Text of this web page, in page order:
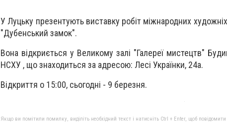
У Луцьку презентують виставку робіт міжнародних
"Дубенський замок".
Вона відкриється у Великому залі "Галереї мистецтв"
НСХУ , що знаходиться за адресою: Лесі Українки, 24а.
Відкриття о 15:00, сьогодні - 9 березня.
Якщо ви помітили помилку, виділіть необхідний текст і натисніть Ctrl + Enter, щоб